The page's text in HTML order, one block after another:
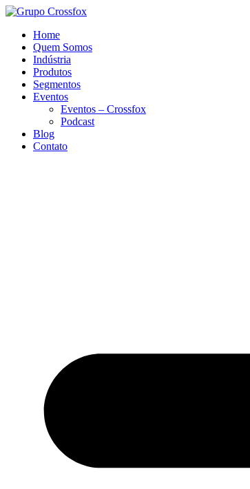
Home
Quem Somos
Indústria
Produtos
Segmentos
Eventos
Eventos – Crossfox
Podcast
Blog
Contato